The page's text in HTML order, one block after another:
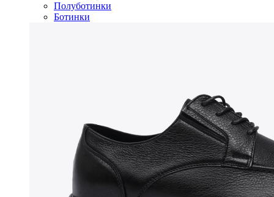
Полуботинки
Ботинки